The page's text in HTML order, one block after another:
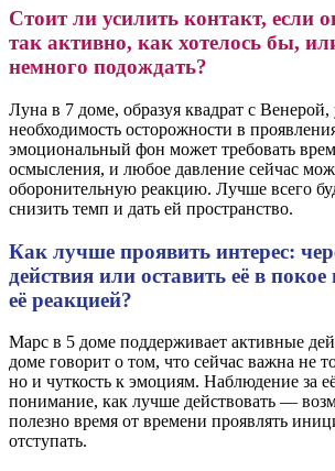
Стоит ли усилить контакт, если
так активно, как хотелось бы,
немного подождать?
Луна в 7 доме, образуя квадрат с Венерой,
необходимость осторожности в
эмоциональный фон может требовать
осмысления, и любое давление сейчас
оборонительную реакцию. Лучше всего
снизить темп и дать ей пространство.
Как лучше проявить интерес:
действия или оставить её в
её реакцией?
Марс в 5 доме поддерживает активные
доме говорит о том, что сейчас важна не
но и чуткость к эмоциям. Наблюдение за
понимание, как лучше действовать —
полезно время от времени проявлять
отступать.